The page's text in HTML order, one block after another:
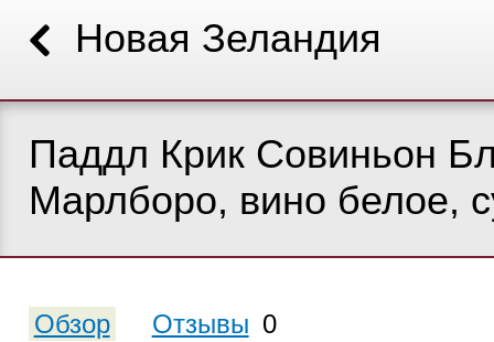
Новая Зеландия
Паддл Крик Совиньон
Марлборо, вино белое,
Обзор Отзывы 0